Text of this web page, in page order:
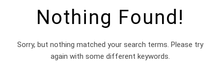
Nothing Found!
Sorry, but nothing matched your search terms. Please try
again with some different keywords.